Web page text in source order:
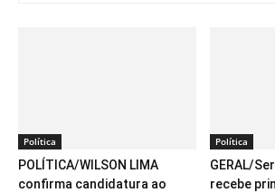
Política
POLÍTICA/WILSON LIMA
confirma candidatura ao
Política
GERAL/
recebe